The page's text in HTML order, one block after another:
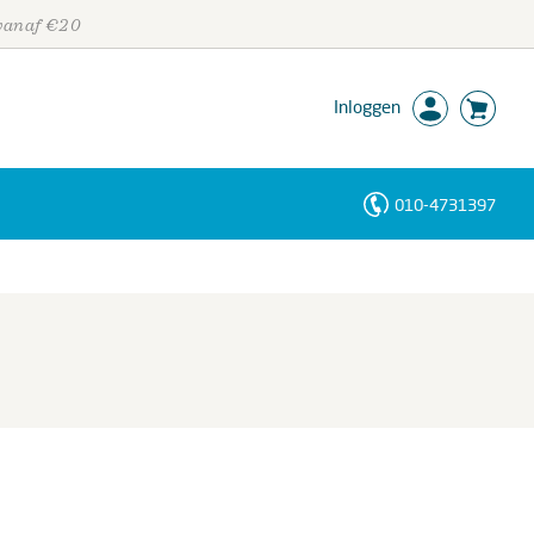
€20
Inloggen
010-4731397
Personen